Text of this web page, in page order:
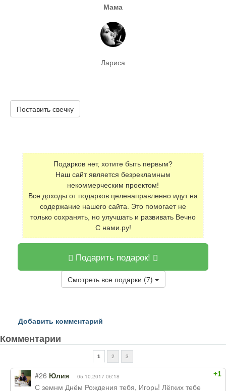
Мама
Лариса
Поставить свечку
Подарков нет, хотите быть первым?
Наш сайт является безрекламным
некоммерческим проектом!
Все доходы от подарков целенаправленно идут на
содержание нашего сайта. Это помогает не
только сохранять, но улучшать и развивать Вечно
С нами.ру!
Подарить подарок!
Смотреть все подарки (7)
Добавить комментарий
Комментарии
1 2 3
+1
#26 Юлия 05.10.2017 06:18
С земнм Днём Рождения тебя, Игорь! Лёгких тебе